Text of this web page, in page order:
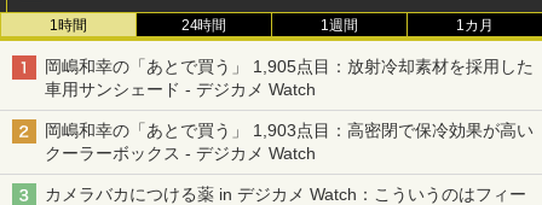
1時間 24時間 1週間 1カ月
岡嶋和幸の「あとで買う」 1,905点目：放射冷却素材を採用した
車用サンシェード - デジカメ Watch
岡嶋和幸の「あとで買う」 1,903点目：高密閉で保冷効果が高い
クーラーボックス - デジカメ Watch
カメラバカにつける薬 in デジカメ Watch：こういうのはフィー